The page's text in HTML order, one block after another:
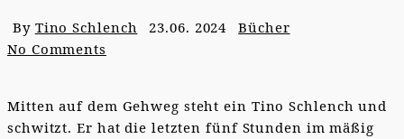
By Tino Schlench 23.06. 2024
Bücher
No Comments
Mitten auf dem Gehweg steht ein Tino Schlench und
schwitzt. Er hat die letzten fünf Stunden im mäßig